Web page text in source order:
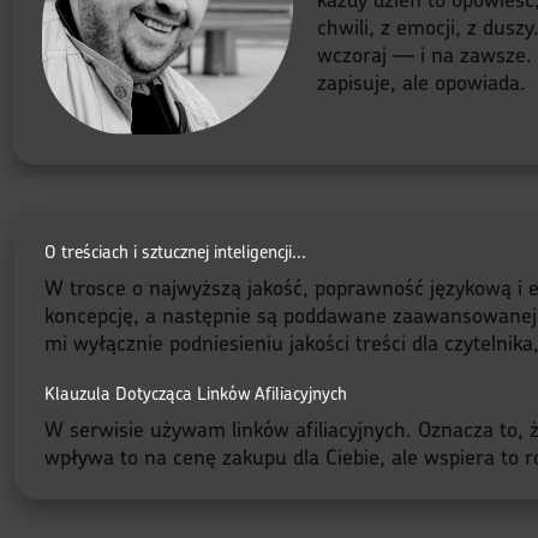
chwili, z emocji, z
wczoraj — i na zawsze.
zapisuje, ale opowiada.
O treściach i sztucznej inteligencji...
W trosce o najwyższą jakość, poprawność językową
koncepcję, a następnie są poddawane
mi wyłącznie podniesieniu jakości treści dla
Klauzula Dotycząca Linków Afiliacyjnych
W serwisie używam linków afiliacyjnych. Oznacza
wpływa to na cenę zakupu dla Ciebie, ale wspiera to